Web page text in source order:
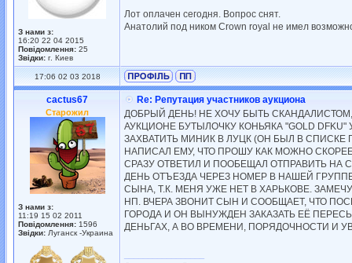
З нами з:
16:20 22 04 2015
Повідомлення: 25
Звідки: г. Киев
Лот оплачен сегодня. Вопрос снят.
Анатолий под ником Crown royal не имел
17:06 02 03 2018
cactus67
Старожил
З нами з:
11:19 15 02 2011
Повідомлення: 1596
Звідки: Луганск -Украина
Re: Репутация участников аукциона
ДОБРЫЙ ДЕНЬ! НЕ ХОЧУ БЫТЬ
АУКЦИОНЕ БУТЫЛОЧКУ КОНЬЯКА "GOLD
ЗАХВАТИТЬ МИНИК В ЛУЦК (ОН БЫЛ В СПИСКЕ
НАПИСАЛ ЕМУ, ЧТО ПРОШУ КАК МОЖНО
СРАЗУ ОТВЕТИЛ И ПООБЕЩАЛ ОТПРАВИТЬ НА
ДЕНЬ ОТЪЕЗДА ЧЕРЕЗ НОМЕР В НАШЕЙ
СЫНА, Т.К. МЕНЯ УЖЕ НЕТ В ХАРЬКОВЕ.
НП. ВЧЕРА ЗВОНИТ СЫН И СООБЩАЕТ, ЧТО
ГОРОДА И ОН ВЫНУЖДЕН ЗАКАЗАТЬ ЕЁ
ДЕНЬГАХ, А ВО ВРЕМЕНИ, ПОРЯДОЧНОСТИ И